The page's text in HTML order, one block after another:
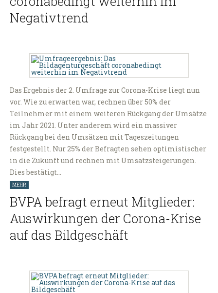
Negativtrend
Das Ergebnis der 2. Umfrage zur Corona-Krise liegt nun
vor. Wie zu erwarten war, rechnen über 50% der
Teilnehmer mit einem weiteren Rückgang der Umsätze
im Jahr 2021. Unter anderem wird ein massiver
Rückgang bei den Umsätzen mit Tageszeitungen
festgestellt. Nur 25% der Befragten sehen optimistischer
in die Zukunft und rechnen mit Umsatzsteigerungen.
Dies bestätigt…
MEHR
BVPA befragt erneut Mitglieder:
Auswirkungen der Corona-Krise
auf das Bildgeschäft